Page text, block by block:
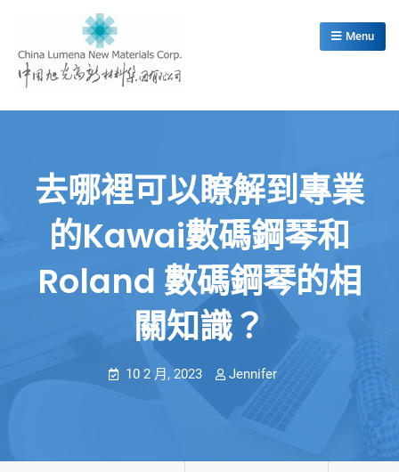
content
China Lumena New Materials Corp.
Menu
去哪裡可以瞭解到專業
的kawai數碼鋼琴和
Roland 數碼鋼琴的相
關知識？
10 2 月, 2023 Jennifer